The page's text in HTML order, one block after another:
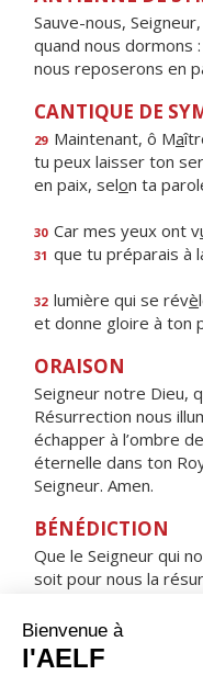
Sauve-nous,
quand nous dormons
nous reposerons en
CANTIQUE DE
29 Maintenant, ô Ma
tu peux laisser ton
en paix, selon ta
30 Car mes yeux ont v
31 que tu préparais à
32 lumière qui se révè
et donne gloire à ton
ORAISON
Seigneur notre Dieu,
Résurrection nous
échapper à l’ombre
éternelle dans ton
Seigneur. Amen.
BÉNÉDICTION
Que le Seigneur qui
soit pour nous la
HYMNE : SOUS
Sous l'abri de ta